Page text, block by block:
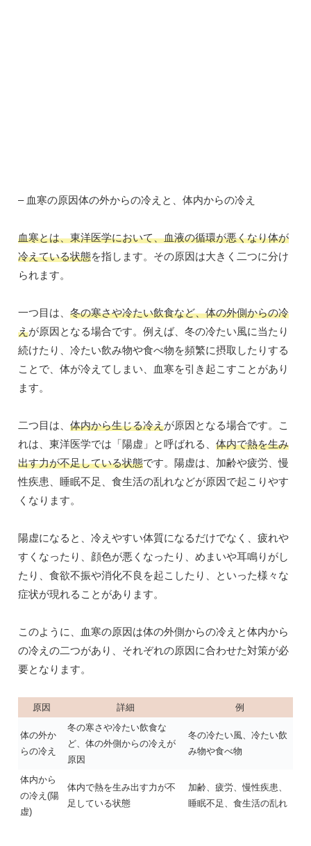
– 血寒の原因体の外からの冷えと、体内からの冷え
血寒とは、東洋医学において、血液の循環が悪くなり体が
冷えている状態を指します。その原因は大きく二つに分け
られます。
一つ目は、 冬の寒さや冷たい飲食など、体の外側からの冷
えが原因となる場合です。例えば、冬の冷たい風に当たり
続けたり、冷たい飲み物や食べ物を頻繁に摂取したりする
ことで、体が冷えてしまい、血寒を引き起こすことがあり
ます。
二つ目は、 体内から生じる冷えが原因となる場合です。こ
れは、東洋医学では「陽虚」と呼ばれる、 体内で熱を生み
出す力が不足している状態です。陽虚は、加齢や疲労、慢
性疾患、睡眠不足、食生活の乱れなどが原因で起こりやす
くなります。
陽虚になると、冷えやすい体質になるだけでなく、疲れや
すくなったり、顔色が悪くなったり、めまいや耳鳴りがし
たり、食欲不振や消化不良を起こしたり、といった様々な
症状が現れることがあります。
このように、血寒の原因は体の外側からの冷えと体内から
の冷えの二つがあり、それぞれの原因に合わせた対策が必
要となります。
原因 詳細 例
体の外か
らの冷え
冬の寒さや冷たい飲食な
ど、体の外側からの冷えが
原因
冬の冷たい風、冷たい飲
み物や食べ物
体内から
の冷え(陽
虚)
体内で熱を生み出す力が不
足している状態
加齢、疲労、慢性疾患、
睡眠不足、食生活の乱れ